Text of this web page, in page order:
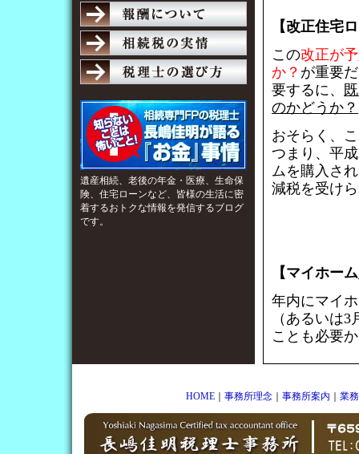
【改正住宅
この改正が
か？ が重要
要するに、
のかどうか？
おそらく、
つまり、平
ムを購入さ
減税を受け
【マイホー
年内にマイ
（あるいは
ことも必要
遺産相続、老後の年金・医療、生命保
険、住宅ローンなど、皆様の生活に密
着するおトクな情報を発信するブログ
です。
HOME 事務所理念 事務所案内 業